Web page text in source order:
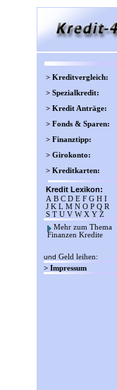
> Kreditvergleich:
> Spezialkredit:
> Kredit Anträge:
> Fonds & Sparen:
> Finanztipp:
> Girokonto:
> Kreditkarten:
Kredit Lexikon:
A B C D E F G H I
J K L M N O P Q R
S T U V WX Y Z
Mehr zum Thema
Finanzen Kredite
und Geld leihen:
> Impressum